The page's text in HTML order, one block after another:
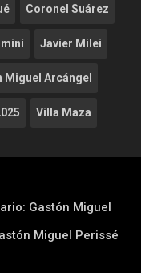
Coronel Suárez
Javier Milei
Miguel Arcángel
Villa Maza
Gastón Miguel
Miguel Perissé